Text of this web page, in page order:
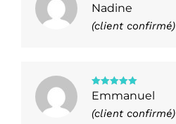
Note4
sur 5
Nadine
(client confirmé)
Note5sur
Emmanuel
(client confirmé)